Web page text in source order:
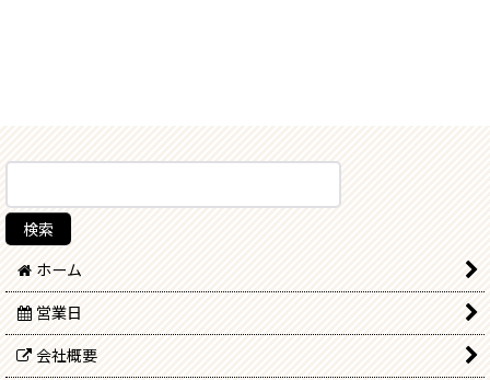
ホーム
営業日
会社概要